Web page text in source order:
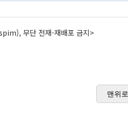
무단 전재-재배포 금지>
맨위로